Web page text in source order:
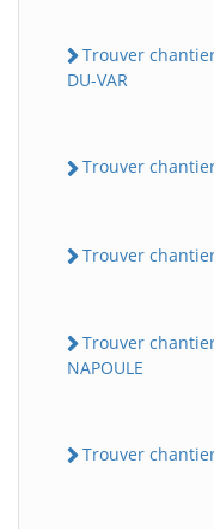
Trouver
DU-VAR
Trouver
Trouver
Trouver
NAPOULE
Trouver